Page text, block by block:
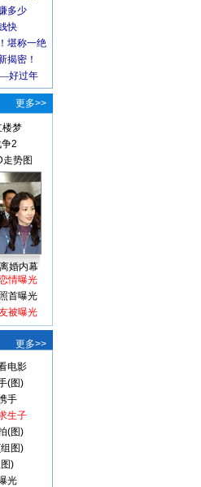
更多>>
楼梦
2
势图
婚内幕
情曝光
首曝光
被曝光
更多>>
电影
(图)
手
生子
(图)
图)
)
光